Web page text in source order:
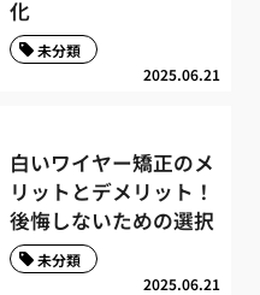
化
2025.06.21
未分類
白いワイヤー矯正のメ
リットとデメリット！
後悔しないための選択
2025.06.21
未分類